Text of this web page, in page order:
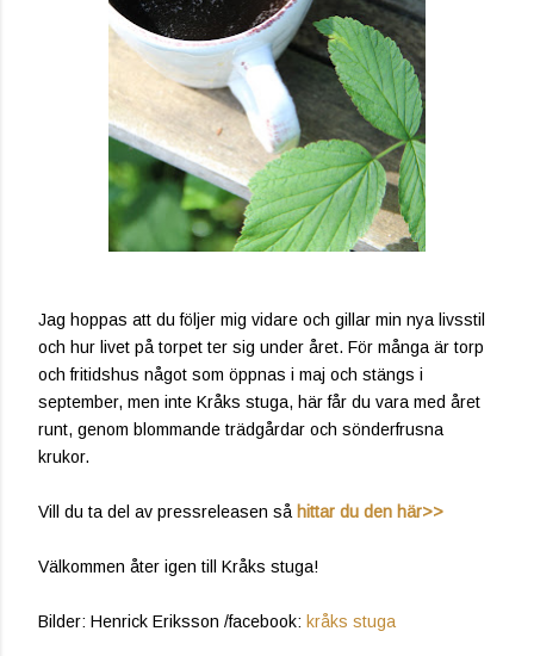
Jag hoppas att du följer mig vidare och gillar min nya livsstil
och hur livet på torpet ter sig under året. För många är torp
och fritidshus något som öppnas i maj och stängs i
september, men inte Kråks stuga, här får du vara med året
runt, genom blommande trädgårdar och sönderfrusna
krukor.
Vill du ta del av pressreleasen så hittar du den här>>
Välkommen åter igen till Kråks stuga!
Bilder: Henrick Eriksson /facebook: kråks stuga